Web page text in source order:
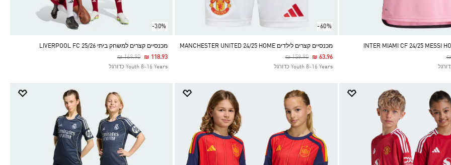
INTER MIAMI CF 24/25 MESSI
₪
-60%
מכנסיים קצרים לילדים MANCHESTER UNITED 24/25 HOME
Price Reduced From
₪ 159.90To₪ 63.96
Youth 8-16 Years כדורגל
-30%
מכנסיים קצרים למשחק ביתי LIVERPOOL FC 25/26
Price Reduced From
₪ 169.90To₪ 118.93
Youth 8-16 Years כדורגל